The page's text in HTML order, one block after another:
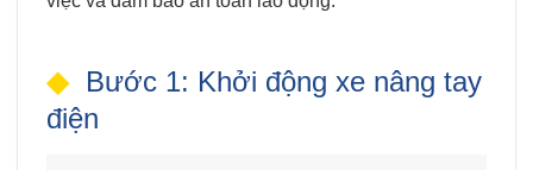
Bước 1: Khởi động xe nâng tay
điện